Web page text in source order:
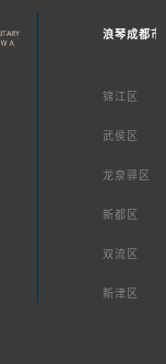
浪琴成都市
锦江区
武侯区
龙泉驿区
新都区
双流区
新津区